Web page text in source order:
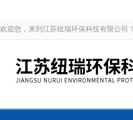
欢迎您，来到江苏纽瑞环保科技有限公司！